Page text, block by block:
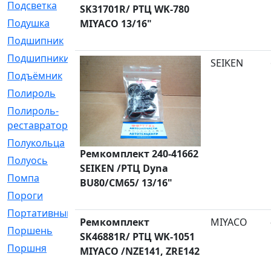
Подсветка
[1]
Подушка
[1540]
Подшипник
Подшипники
[106]
Подъёмник
[1]
Полироль
[1]
Полироль-
реставратор
[1]
Полукольца
[107]
Полуось
[43]
Помпа
[537]
Пороги
Портативный
[1]
Поршень
[5]
Поршня
[833]
SK31701R/ РТЦ WK-780
MIYACO 13/16"
Ремкомплект 240-41662
SEIKEN /РТЦ Dyna
BU80/CM65/ 13/16"
SEIKEN
Ремкомплект
SK46881R/ РТЦ WK-1051
MIYACO /NZE141, ZRE142
MIYACO